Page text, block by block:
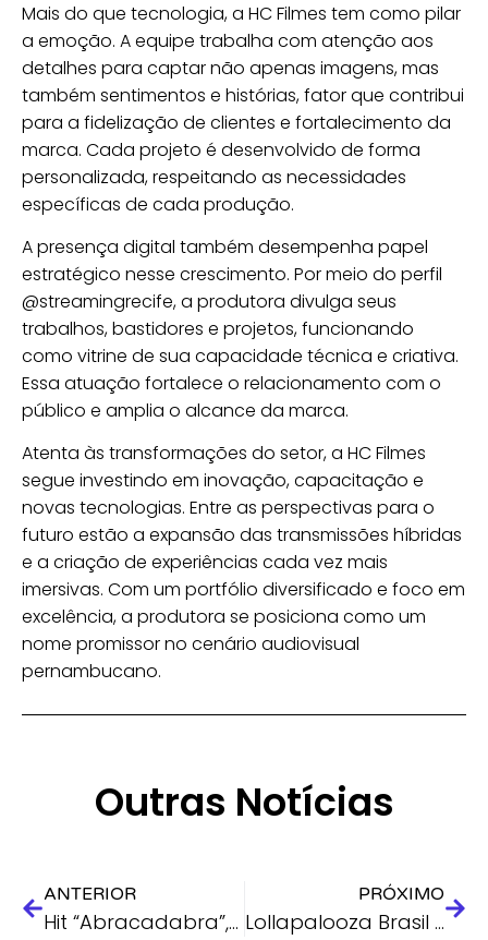
Mais do que tecnologia, a HC Filmes tem como pilar
a emoção. A equipe trabalha com atenção aos
detalhes para captar não apenas imagens, mas
também sentimentos e histórias, fator que contribui
para a fidelização de clientes e fortalecimento da
marca. Cada projeto é desenvolvido de forma
personalizada, respeitando as necessidades
específicas de cada produção.
A presença digital também desempenha papel
estratégico nesse crescimento. Por meio do perfil
@streamingrecife, a produtora divulga seus
trabalhos, bastidores e projetos, funcionando
como vitrine de sua capacidade técnica e criativa.
Essa atuação fortalece o relacionamento com o
público e amplia o alcance da marca.
Atenta às transformações do setor, a HC Filmes
segue investindo em inovação, capacitação e
novas tecnologias. Entre as perspectivas para o
futuro estão a expansão das transmissões híbridas
e a criação de experiências cada vez mais
imersivas. Com um portfólio diversificado e foco em
excelência, a produtora se posiciona como um
nome promissor no cenário audiovisual
pernambucano.
Outras Notícias
ANTERIOR
Hit “Abracadabra”, de Lady Gaga, ganha versão brasileira inédita com voz de Ana Petkovic e produção do Brusa Funk
PRÓXIMO
Lollapalooza Brasil 2026 bate recorde com 22 milhões de telespectadores e 285 mil pessoas no festival.